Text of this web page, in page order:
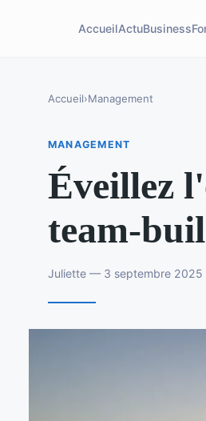
AccueilActuBusiness
Accueil›Management
MANAGEMENT
Éveillez
team-
Juliette — 3 septembre